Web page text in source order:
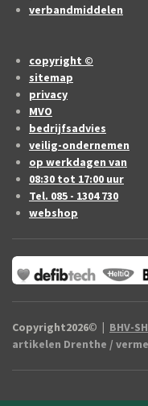
verbandmiddelen
copyright ©
sitemap
privacy
MVO
bedrijfsadvies
veilig-ondernemen
op werkdagen van
08:30 tot 17:00 uur
Tel. 085 - 1304 730
webshop
Copyright2026© | BHV-
artikelen Drenthe /